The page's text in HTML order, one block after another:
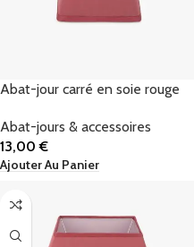
Abat-jour carré en soie rouge
Abat-jours & accessoires
13,00€
Ajouter Au Panier